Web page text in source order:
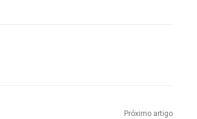
Próximo artigo